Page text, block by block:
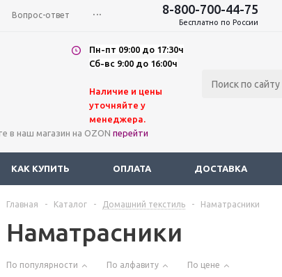
Вопрос-ответ ... 8-800-700-44-75
Бесплатно по России
Пн-пт 09:00 до 17:30ч
Сб-вс 9:00 до 16:00ч
Наличие и цены
уточняйте у
менеджера.
в наш магазин на OZON перейти
КАК КУПИТЬ ОПЛАТА ДОСТАВКА
Главная - Каталог - Домашний текстиль - Наматрасники
Наматрасники
По популярности По алфавиту По цене